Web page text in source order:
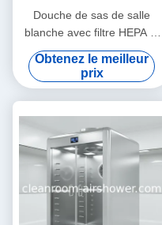
Douche de sas de salle
blanche avec filtre HEPA et
système de contrôle par
micro-ordinateur pour
douche à air et prévention
de la contamination
Obtenez le meilleur
prix